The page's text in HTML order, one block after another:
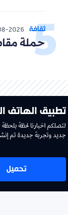
ثقافة 2026
حملة
تطبيق الهاتف
لتصلكم اخبارنا لحظة
جديد وتجربة جديدة تم
تحميل